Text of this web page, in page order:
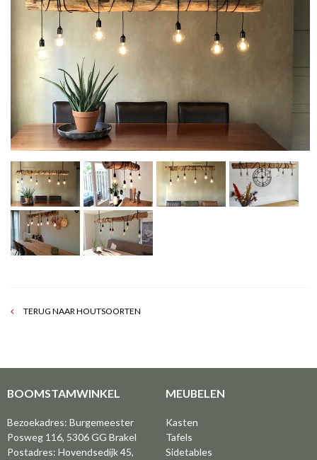
TERUG NAAR HOUTSOORTEN
BOOMSTAMWINKEL
Bezoekadres: Burgemeester
Posweg 116, 5306 GG Brakel
Postadres: Hovendsedijk 45,
MEUBELEN
Kasten
Tafels
Sidetables